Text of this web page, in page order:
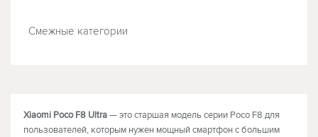
Смежные категории
Xiaomi Poco F8 Ultra— это старшая модель серии Poco F8 для
пользователей, которым нужен мощный смартфон с большим